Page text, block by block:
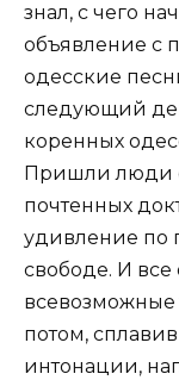
знал, с чего
объявление с
одесские
следующий
коренных
Пришли люди
почтенных
удивление по
свободе. И
всевозможные
потом,
интонации,